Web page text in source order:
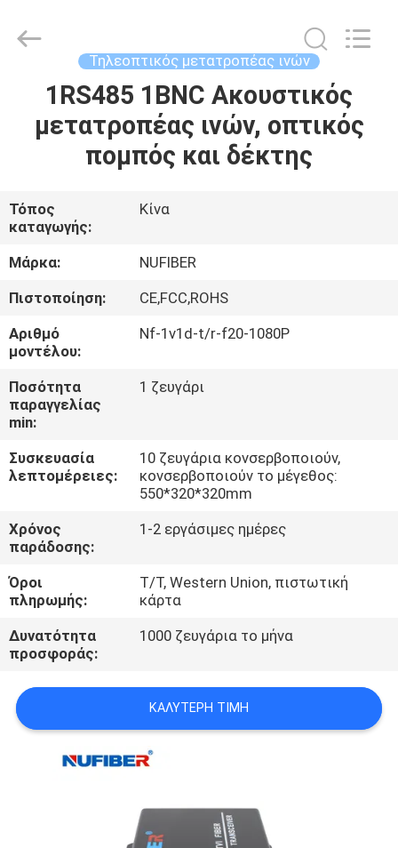
ΣΠΊΤΙ
ΠΡΟΪΌΝΤΑ
ΠΕΡΊΠΟΥ
ΕΜΕΊΣ
ΓΎΡΟΣ
ΕΡΓΟΣΤΑΣΊΩΝ
ΠΟΙΟΤΙΚΌΣ
ΈΛΕΓΧΟΣ
ΜΑΣ
ΣΕ
ΕΠΑΦΉ
ΜΕ
ΕΙΔΉΣΕΙΣ
ΖΗΤΉΣΤΕ
ΈΝΑ
ΑΠΌΣΠΑΣΜΑ
Rights
Τηλεοπτικός μετατροπέας ινών
1RS485 1BNC Ακουστικός
μετατροπέας ινών, οπτικός
πομπός και δέκτης
Τόπος
καταγωγής:
Κίνα
Μάρκα:
NUFIBER
Πιστοποίηση:
CE,FCC,ROHS
Αριθμό
μοντέλου:
Nf-1v1d-t/r-f20-1080P
Ποσότητα
παραγγελίας
min:
1 ζευγάρι
Συσκευασία
λεπτομέρειες:
10 ζευγάρια κονσερβοποιούν,
κονσερβοποιούν το μέγεθος:
550*320*320mm
Χρόνος
παράδοσης:
1-2 εργάσιμες ημέρες
Όροι
πληρωμής:
T/T, Western Union, πιστωτική
κάρτα
Δυνατότητα
προσφοράς:
1000 ζευγάρια το μήνα
ΚΑΛΎΤΕΡΗ ΤΙΜΉ